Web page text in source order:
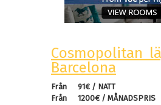
Cosmopolitan
Barcelona
Från 91€ / NATT
Från
1200€ / MÅNADSPRIS